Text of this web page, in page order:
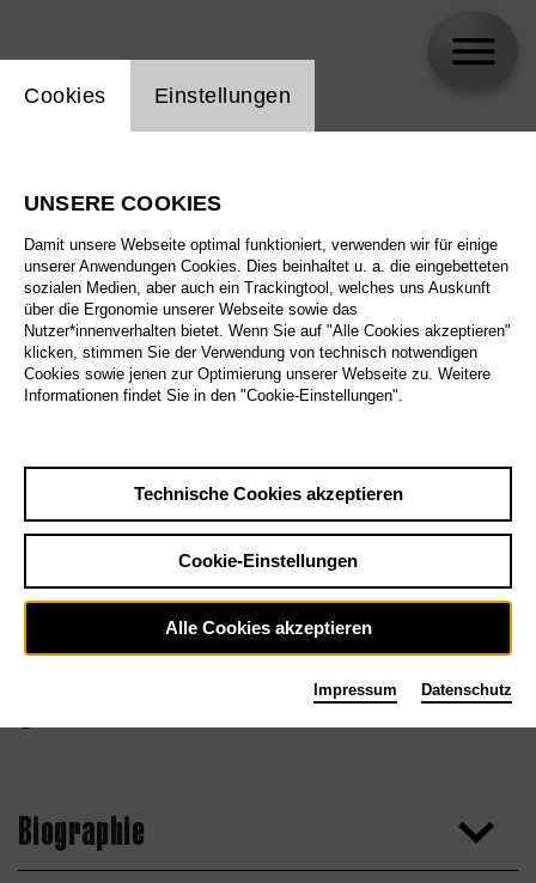
Biographie
Einstellung Website Cookie
Cookies Einstellungen
UNSERE COOKIES
Damit unsere Webseite optimal funktioniert, verwenden wir für einige
unserer Anwendungen Cookies. Dies beinhaltet u. a. die eingebetteten
sozialen Medien, aber auch ein Trackingtool, welches uns Auskunft
über die Ergonomie unserer Webseite sowie das
Nutzer*innenverhalten bietet. Wenn Sie auf "Alle Cookies akzeptieren"
klicken, stimmen Sie der Verwendung von technisch notwendigen
Cookies sowie jenen zur Optimierung unserer Webseite zu. Weitere
Informationen findet Sie in den "Cookie-Einstellungen".
Technische Cookies akzeptieren
Cookie-Einstellungen
Alle Cookies akzeptieren
Impressum Datenschutz